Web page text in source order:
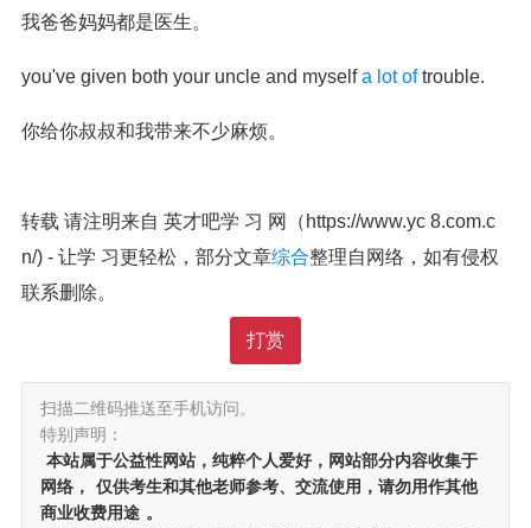
我爸爸妈妈都是医生。
you've given both your uncle and myselfa lot oftrouble.
你给你叔叔和我带来不少麻烦。
转载 请注明来自 英才吧学 习 网（https://www.yc 8.com.c
n/) - 让学 习更轻松，部分文章综合整理自网络，如有侵权
联系删除。
打赏
扫描二维码推送至手机访问。
特别声明：
本站属于公益性网站，纯粹个人爱好，网站部分内容收集于
网络，
仅供考生和其他老师参考、交流使用，请勿用作其他
商业收费用途 。